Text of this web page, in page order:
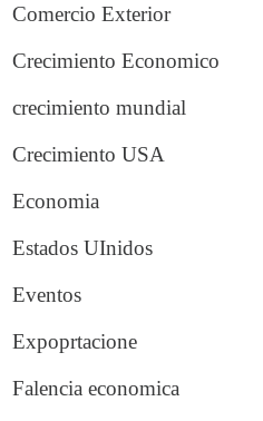
Comercio Exterior
Crecimiento Economico
crecimiento mundial
Crecimiento USA
Economia
Estados UInidos
Eventos
Expoprtacione
Falencia economica